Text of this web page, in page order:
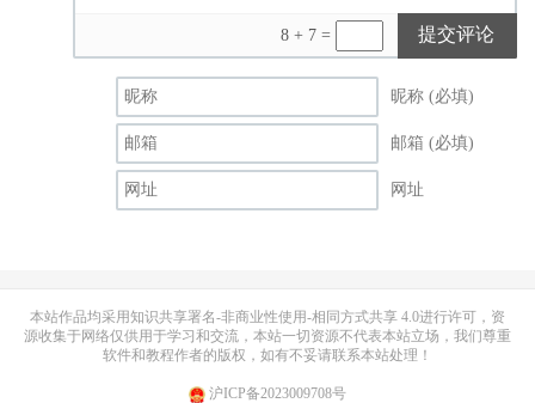
8 + 7 = 提交评论
昵称 (必填)
邮箱 (必填)
网址
本站作品均采用知识共享署名-非商业性使用-相同方式共享 4.0进行许可，资
源收集于网络仅供用于学习和交流，本站一切资源不代表本站立场，我们尊重
软件和教程作者的版权，如有不妥请联系本站处理！
沪ICP备2023009708号